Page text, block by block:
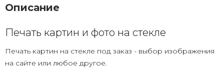
Описание
Печать картин и фото на стекле
Печать картин на стекле под заказ - выбор изображения
на сайте или любое другое.